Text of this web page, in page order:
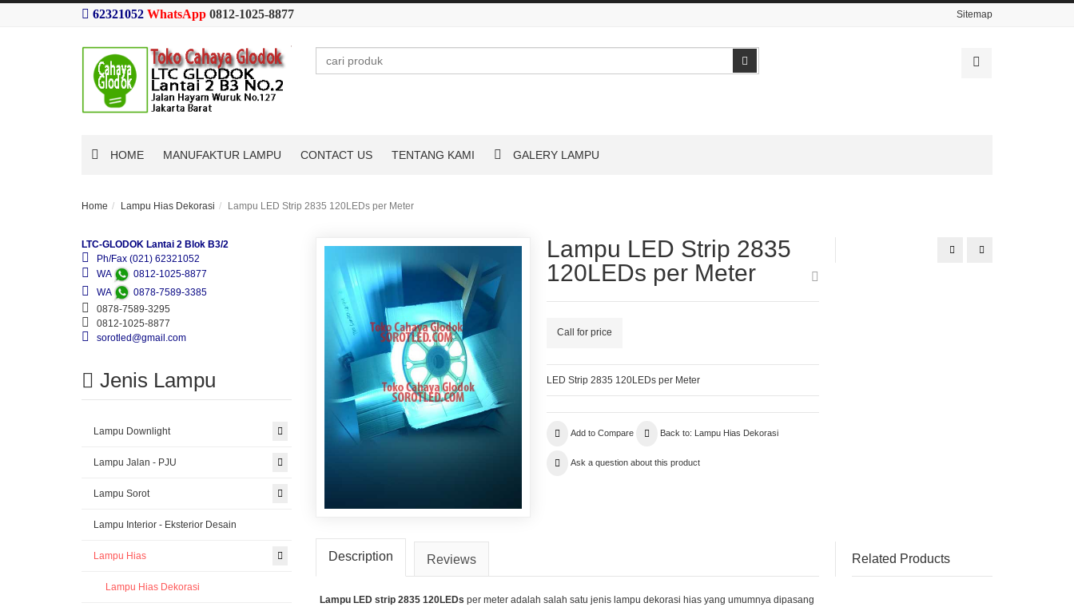
62321052 WhatsApp 0812-1025-8877 Sitemap
Search
HOME MANUFAKTUR LAMPU CONTACT US TENTANG KAMI GALERY LAMPU
Home Lampu Hias Dekorasi Lampu LED Strip 2835 120LEDs per Meter
Lampu LED Strip 2835
120LEDs per Meter
Call for price
LED Strip 2835 120LEDs per Meter
Add to Compare Back to: Lampu Hias Dekorasi
Ask a question about this product
LampuLampu
Description Reviews
Lampu LED strip 2835 120LEDs per meter adalah salah satu jenis lampu dekorasi hias yang umumnya dipasang
Related Products
LTC-GLODOK Lantai 2 Blok B3/2
Ph/Fax (021) 62321052
WA
0812-1025-8877
WA
0878-7589-3385
0878-7589-3295
0812-1025-8877
sorotled@gmail.com
Jenis Lampu
Lampu Downlight
Lampu Jalan - PJU
Lampu Sorot
Lampu Interior - Eksterior Desain
Lampu Hias
Lampu Hias Dekorasi